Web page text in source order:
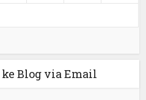
Blog via Email